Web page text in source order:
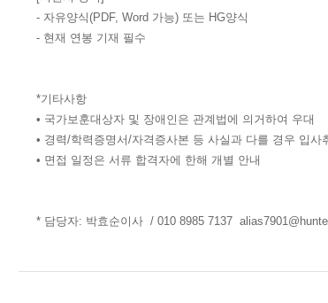
- 자유양식(PDF, Word 가능) 또는 HG양식
- 현재 연봉 기재 필수
*기타사항
• 국가보훈대상자 및 장애인은 관계법에 의거하여 우대
• 경력/학력증명서/자격증사본 등 사실과 다를 경우 입사
• 면접 일정은 서류 합격자에 한해 개별 안내
* 담당자: 박효순이사 / 010 8985 7137